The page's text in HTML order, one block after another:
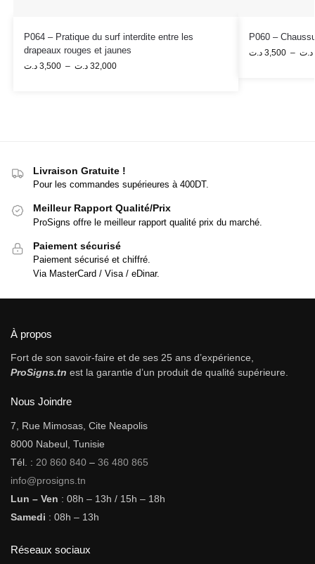
P064 – Pratique du surf interdite entre les
drapeaux rouges et jaunes
3,500 د.ت – 32,000 د.ت
P060 –
3,500 د.ت – د.ت
Livraison Gratuite !
Pour les commandes supérieures à 400DT.
Meilleur Rapport Qualité/Prix
ProSigns offre le meilleur rapport qualité prix du marché.
Paiement sécurisé
Paiement sécurisé et chiffré.
Via MasterCard / Visa / eDinar.
À propos
Fort de son savoir-faire et de ses 25 ans d’expérience,
ProSigns.tn est la garantie d’un produit de qualité supérieure.
Nous Joindre
7, Rue Mimosas, Cite Neapolis
8000 Nabeul, Tunisie
Tél. : 20 860 840 – 36 480 865
info@prosigns.tn
Lun – Ven : 08h – 13h / 15h – 18h
Samedi : 08h – 13h
Réseaux sociaux